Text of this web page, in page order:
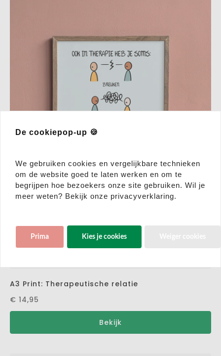
A3 Print: Therapeutische relatie
€ 14,95
Bekijk
De cookiepop-up 🍪
We gebruiken cookies en vergelijkbare technieken
om de website goed te laten werken en om te
begrijpen hoe bezoekers onze site gebruiken. Wil je
meer weten? Bekijk onze privacyverklaring.
Prima Kies je cookies